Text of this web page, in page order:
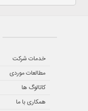
خدمات شرکت
مطالعات موردی
کاتالوگ ها
همکاری با ما